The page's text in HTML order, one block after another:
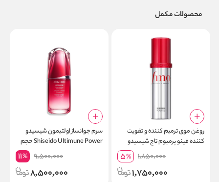
محصولات مکمل
روغن موی ترمیم کننده و تقویت
کننده فینو پرمیوم تاچ شیسیدو
1,850,000
5%
1,750,000
سرم جوانساز اولتیمون شیسیدو
Shiseido Ultimune Power حجم
9,500,000
11%
8,500,000